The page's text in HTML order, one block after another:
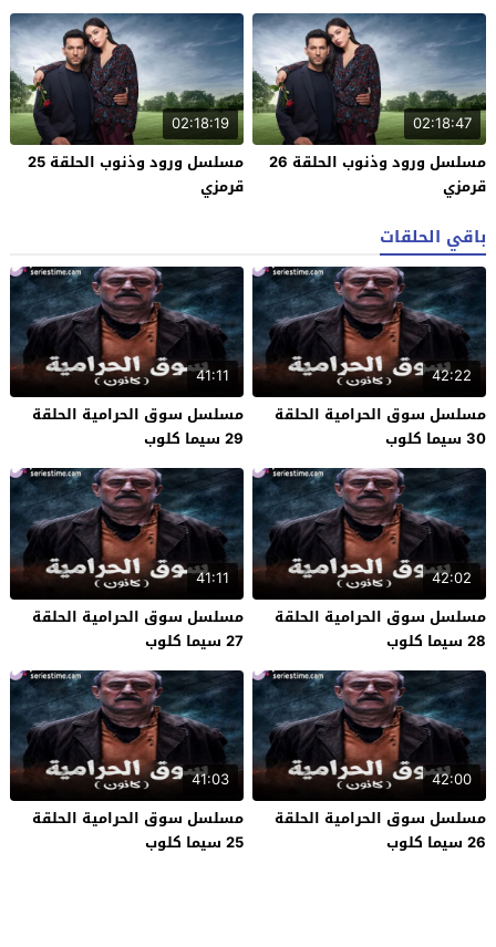
02:18:47
مسلسل ورود وذنوب الحلقة 26
قرمزي
02:18:19
مسلسل ورود وذنوب الحلقة 25
قرمزي
باقي الحلقات
42:22
مسلسل سوق الحرامية الحلقة
30 سيما كلوب
41:11
مسلسل سوق الحرامية الحلقة
29 سيما كلوب
42:02
مسلسل سوق الحرامية الحلقة
28 سيما كلوب
41:11
مسلسل سوق الحرامية الحلقة
27 سيما كلوب
42:00
مسلسل سوق الحرامية الحلقة
26 سيما كلوب
41:03
مسلسل سوق الحرامية الحلقة
25 سيما كلوب